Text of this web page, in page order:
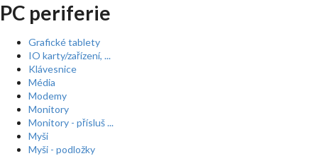
PC periferie
Grafické tablety
IO karty/zařízení, ...
Klávesnice
Média
Modemy
Monitory
Monitory - přísluš ...
Myši
Myši - podložky